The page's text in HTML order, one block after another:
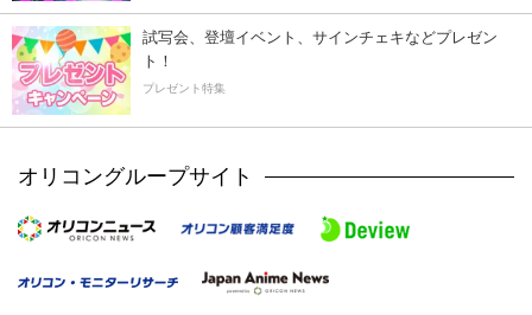
試写会、登壇イベント、サインチェキなどプレゼン
ト！
プレゼント特集
オリコングループサイト